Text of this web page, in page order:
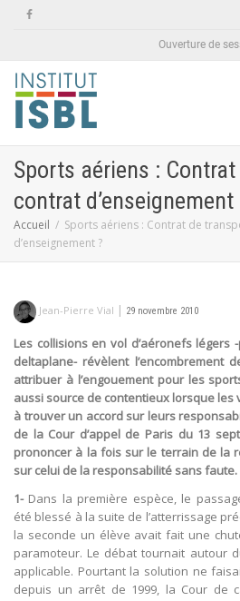
Ouverture de
Sports aériens :
contrat d’enseignement
Accueil
Sports aériens : Contrat de
d’enseignement ?
Jean-Pierre Vial | 29 novembre 2010
Les collisions en vol d’aéronefs légers
deltaplane- révèlent l’encombrement
attribuer à l’engouement pour les
aussi source de contentieux lorsque les
à trouver un accord sur leurs
de la Cour d’appel de Paris du 13
prononcer à la fois sur le terrain de la
sur celui de la responsabilité sans faute.
1-Dans la première espèce, le
été blessé à la suite de l’atterrissage
la seconde un élève avait fait une
paramoteur. Le débat tournait autour
applicable. Pourtant la solution ne
depuis un arrêt de 1999, la Cour de